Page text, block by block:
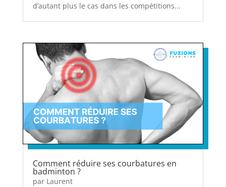
d’autant plus le cas dans les compétitions...
Comment réduire ses courbatures en
badminton ?
par Laurent